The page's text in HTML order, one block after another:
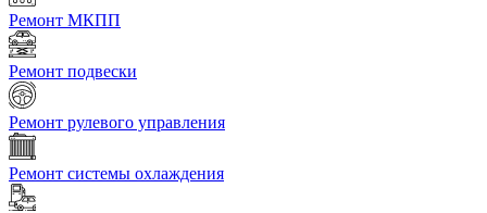
Ремонт МКПП
Ремонт подвески
Ремонт рулевого управления
Ремонт системы охлаждения